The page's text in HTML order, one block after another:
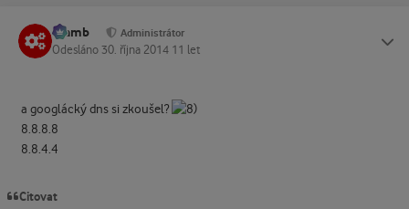
Slamb Administrátor
Odesláno 30. října 2014 11 let
a googlácký dns si zkoušel?
8.8.8.8
8.8.4.4
Citovat